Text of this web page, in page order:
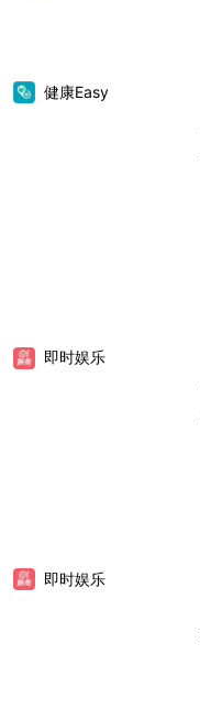
健康Easy
即时娱乐
即时娱乐